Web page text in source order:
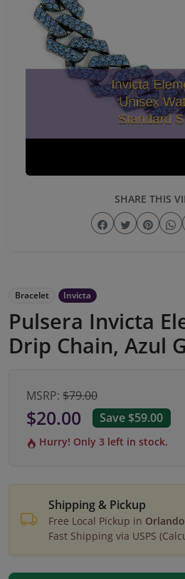
SHARE THIS
Bracelet Invicta
Pulsera Invicta
Drip Chain, Azul
MSRP: $79.00
$20.00 Save $59.00
Hurry! Only 3 left in stock.
Shipping & Pickup
Free Local Pickup in
Fast Shipping via USPS